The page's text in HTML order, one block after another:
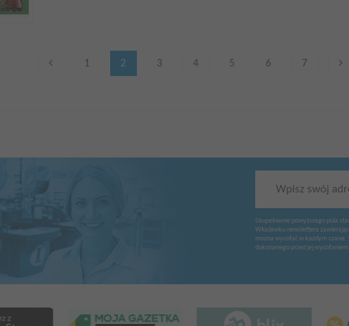
1 2 3 4 5 6 7
Wpisz swój
Uzupełnienie powyższego pola
Włocławku newslettera
można wycofać w każdym
dokonanego przed jej wycofaniem.